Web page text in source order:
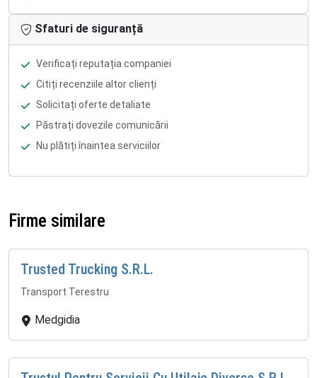
Sfaturi de siguranță
Verificați reputația companiei
Citiți recenziile altor clienți
Solicitați oferte detaliate
Păstrați dovezile comunicării
Nu plătiți înaintea serviciilor
Firme similare
Trusted Trucking S.R.L.
Transport Terestru
Medgidia